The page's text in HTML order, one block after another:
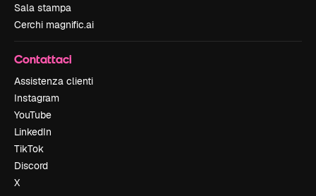
Sala stampa
Cerchi magnific.ai
Contattaci
Assistenza clienti
Instagram
YouTube
LinkedIn
TikTok
Discord
X